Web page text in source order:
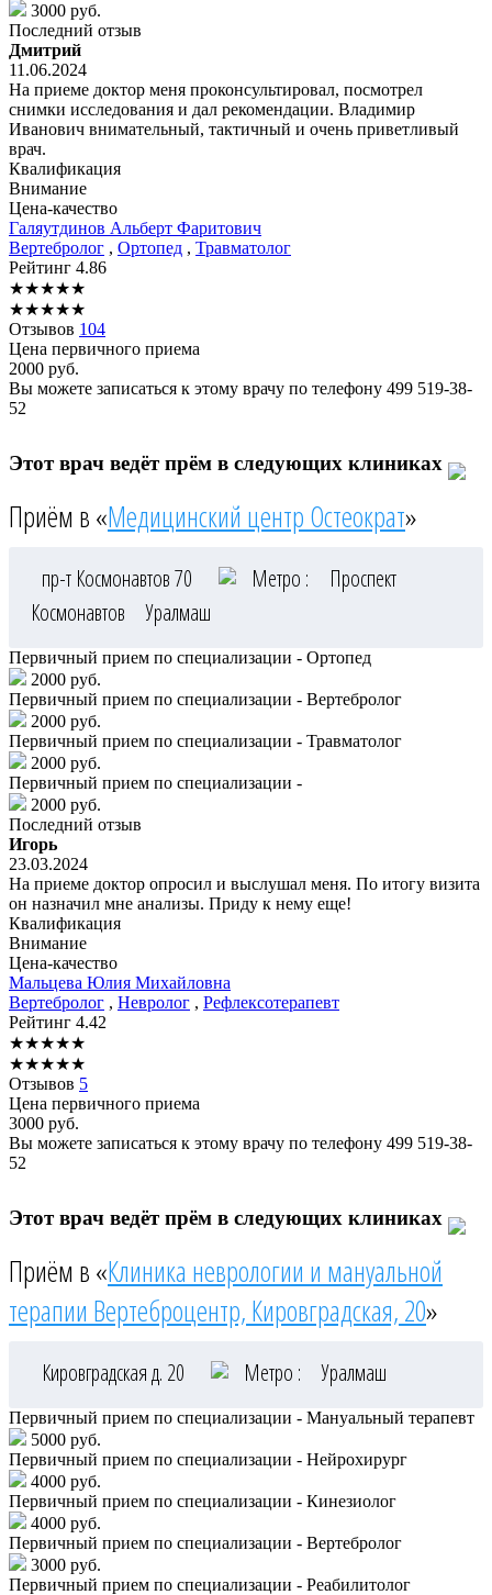
3000 руб.
Последний отзыв
Дмитрий
11.06.2024
На приеме доктор меня проконсультировал, посмотрел
снимки исследования и дал рекомендации. Владимир
Иванович внимательный, тактичный и очень приветливый
врач.
Квалификация
Внимание
Цена-качество
Галяутдинов Альберт Фаритович
Вертебролог , Ортопед , Травматолог
Рейтинг 4.86
★★★★★
★★★★★
Отзывов 104
Цена первичного приема
2000 руб.
Вы можете записаться к этому врачу по телефону 499 519-38-
52
Этот врач ведёт прём в следующих клиниках
Приём в «Медицинский центр Остеократ»
пр-т Космонавтов 70 Метро :
Проспект
Космонавтов
Уралмаш
Первичный прием по специализации - Ортопед
2000 руб.
Первичный прием по специализации - Вертебролог
2000 руб.
Первичный прием по специализации - Травматолог
2000 руб.
Первичный прием по специализации -
2000 руб.
Последний отзыв
Игорь
23.03.2024
На приеме доктор опросил и выслушал меня. По итогу визита
он назначил мне анализы. Приду к нему еще!
Квалификация
Внимание
Цена-качество
Мальцева Юлия Михайловна
Вертебролог , Невролог , Рефлексотерапевт
Рейтинг 4.42
★★★★★
★★★★★
Отзывов 5
Цена первичного приема
3000 руб.
Вы можете записаться к этому врачу по телефону 499 519-38-
52
Этот врач ведёт прём в следующих клиниках
Приём в «Клиника неврологии и мануальной
терапии Вертеброцентр, Кировградская, 20»
Кировградская д. 20 Метро : Уралмаш
Первичный прием по специализации - Мануальный терапевт
5000 руб.
Первичный прием по специализации - Нейрохирург
4000 руб.
Первичный прием по специализации - Кинезиолог
4000 руб.
Первичный прием по специализации - Вертебролог
3000 руб.
Первичный прием по специализации - Реабилитолог